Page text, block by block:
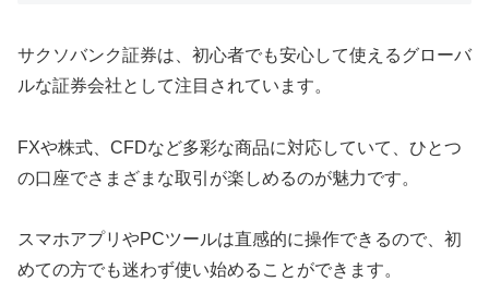
サクソバンク証券は、初心者でも安心して使えるグローバ
ルな証券会社として注目されています。
FXや株式、CFDなど多彩な商品に対応していて、ひとつ
の口座でさまざまな取引が楽しめるのが魅力です。
スマホアプリやPCツールは直感的に操作できるので、初
めての方でも迷わず使い始めることができます。